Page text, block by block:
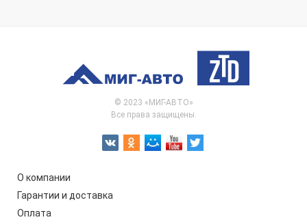
© 2023 «МИГ-АВТО»
Все права защищены.
О компании
Гарантии и доставка
Оплата